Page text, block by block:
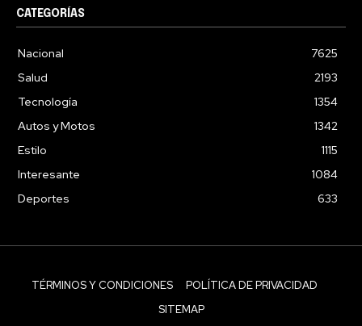
CATEGORÍAS
Nacional
7625
Salud
2193
Tecnología
1354
Autos y Motos
1342
Estilo
1115
Interesante
1084
Deportes
633
TÉRMINOS Y CONDICIONES
POLÍTICA DE PRIVACIDAD
SITEMAP